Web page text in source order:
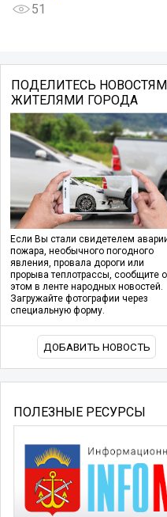
51
ПОДЕЛИТЕСЬ
ЖИТЕЛЯМИ ГОРОДА
Если Вы стали свидетелем
пожара, необычного погодного
явления, провала дороги или
прорыва теплотрассы, сообщите
этом в ленте народных новостей.
Загружайте фотографии через
специальную форму.
ДОБАВИТЬ НОВОСТЬ
ПОЛЕЗНЫЕ РЕСУРСЫ